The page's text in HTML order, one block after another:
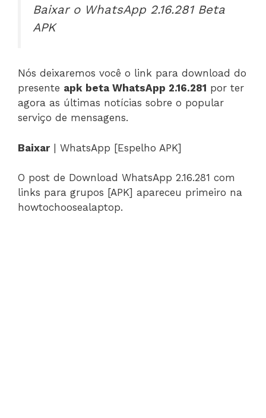
Baixar o WhatsApp 2.16.281 Beta
APK
Nós deixaremos você o link para download do
presente apk beta WhatsApp 2.16.281 por ter
agora as últimas notícias sobre o popular
serviço de mensagens.
Baixar| WhatsApp [Espelho APK]
O post de Download WhatsApp 2.16.281 com
links para grupos [APK] apareceu primeiro na
howtochoosealaptop.